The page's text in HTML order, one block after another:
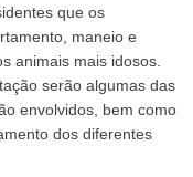
que os
maneio e
animais mais idosos.
serão algumas das
envolvidos, bem como
dos diferentes